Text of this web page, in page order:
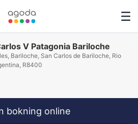
V Patagonia Bariloche
Bariloche, San Carlos de Bariloche, Rio
R8400
bokning online